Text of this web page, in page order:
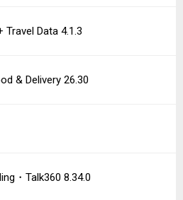
Travel Data 4.1.3
& Delivery 26.30
・Talk360 8.34.0